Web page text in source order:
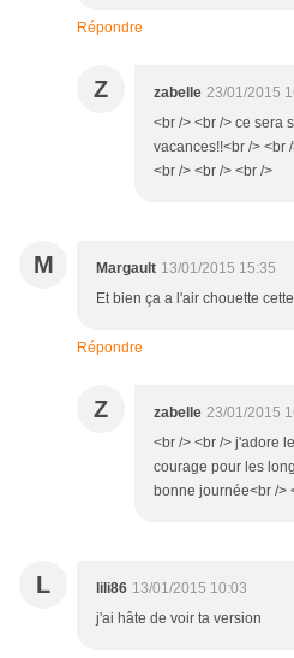
Répondre
Z zabelle 23/01/2015
<br /> <br /> ce sera
vacances!!<br /> <br
<br /> <br /> <br />
M Margault 13/01/2015 15:35
Et bien ça a l'air chouette
Répondre
Z zabelle 23/01/2015
<br /> <br /> j'adore
courage pour les
bonne journée<br />
L lili86 13/01/2015 10:03
j'ai hâte de voir ta version